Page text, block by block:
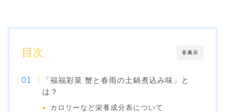
非表示
目次
「福福彩菜 蟹と春雨の土鍋煮込み味」と
は？
カロリーなど栄養成分表について